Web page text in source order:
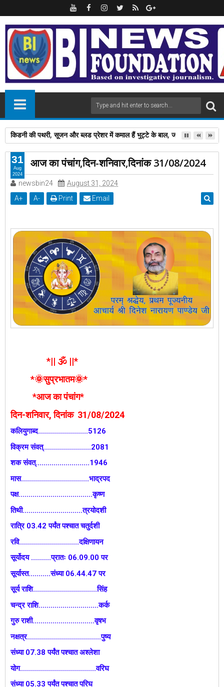
किडनी की पथरी, सूजन और ब्लड प्रेशर में कमाल हैं भुट्टे के बाल, जानें फायदे-
आज का पंचांग,दिन-शनिवार,दिनांक 31/08/2024
newsbin24
August 31, 2024
A+ A- Print Email
*|| 🕉️ ||*
*🌞सुप्रभातम🌞*
*आज का पंचांग*
दिन-शनिवार, दिनांक 31/08/2024
कलियुगाब्द.........................5126
विक्रम संवत्........................2081
शक संवत्...........................1946
मास..................................भाद्रपद
पक्ष.....................................कृष्ण
तिथी..............................त्रयोदशी
रात्रि 03.42 पर्यंत पश्चात चतुर्दशी
रवि..............................दक्षिणायन
सूर्योदय ..........प्रातः 06.09.00 पर
सूर्यास्त...........संध्या 06.44.47 पर
सूर्य राशि................................सिंह
चन्द्र राशि..............................कर्क
गुरु राशी...............................वृषभ
नक्षत्र.....................................पुष्य
संध्या 07.38 पर्यंत पश्चात अश्लेशा
योग......................................वरिघ
संध्या 05.33 पर्यंत पश्चात परिघ
31
Aug
2024